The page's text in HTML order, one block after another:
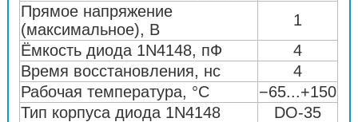
Прямое напряжение
(максимальное), В
1
Ёмкость диода 1N4148, пФ
4
Время восстановления, нс
4
Рабочая температура, °С
−65...+150
Тип корпуса диода 1N4148
DO-35